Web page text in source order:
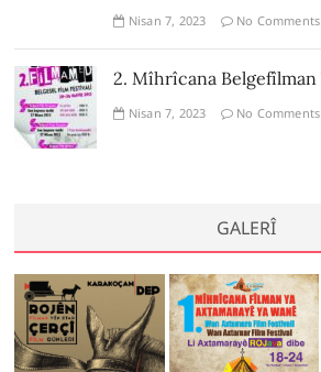
Nisan 7, 2023 No Comments
2. Mîhrîcana Belgefîlman
Nisan 7, 2023 No Comments
GALERÎ